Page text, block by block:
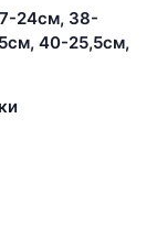
24см, 38-
40-25,5см,